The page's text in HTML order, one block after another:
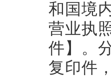
和国境
营业执
件 】 。
复印件